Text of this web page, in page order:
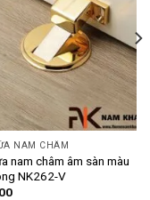
NAM CHÂM
nam châm âm sàn màu
NK262-V